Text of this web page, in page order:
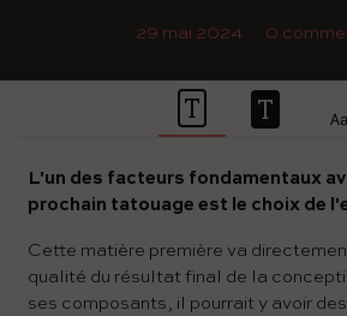
29 mai 2024 0
L'un des facteurs fondamentaux
prochain tatouage est le choix de
Cette matière première va
qualité du résultat final de la
ses composants, il pourrait y avoir